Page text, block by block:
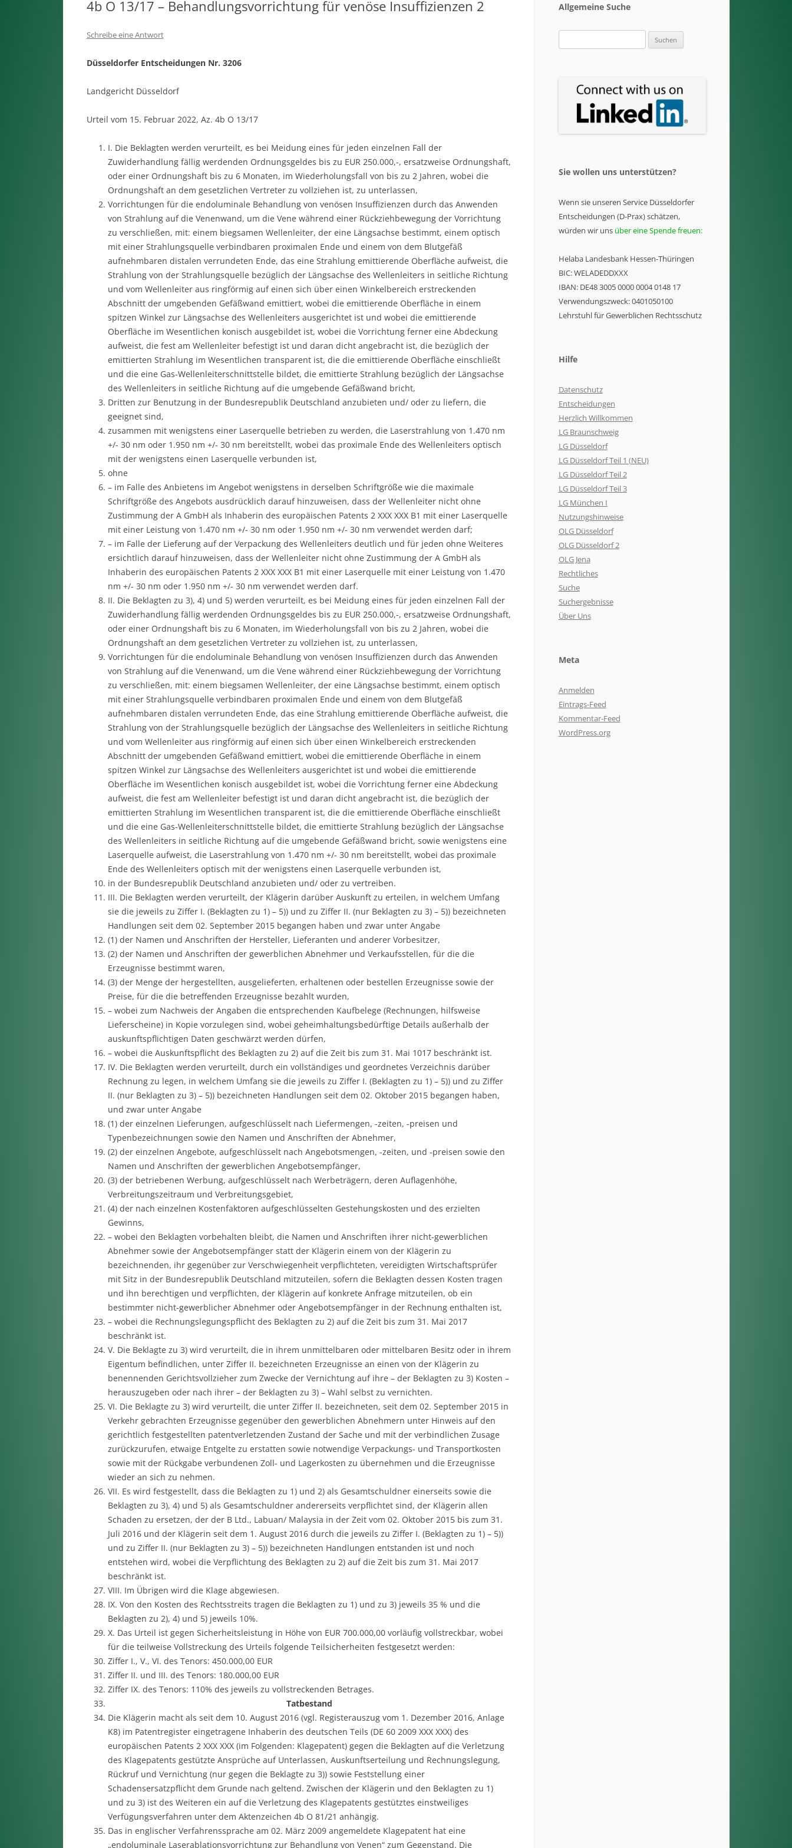
4b O 13/17 – Behandlungsvorrichtung für venöse Insuffizienzen 2
Schreibe eine Antwort
Düsseldorfer Entscheidungen Nr. 3206
Landgericht Düsseldorf
Urteil vom 15. Februar 2022, Az. 4b O 13/17
I. Die Beklagten werden verurteilt, es bei Meidung eines für jeden einzelnen Fall der
Zuwiderhandlung fällig werdenden Ordnungsgeldes bis zu EUR 250.000,-, ersatzweise Ordnungshaft,
oder einer Ordnungshaft bis zu 6 Monaten, im Wiederholungsfall von bis zu 2 Jahren, wobei die
Ordnungshaft an dem gesetzlichen Vertreter zu vollziehen ist, zu unterlassen,
Vorrichtungen für die endoluminale Behandlung von venösen Insuffizienzen durch das Anwenden
von Strahlung auf die Venenwand, um die Vene während einer Rückziehbewegung der Vorrichtung
zu verschließen, mit: einem biegsamen Wellenleiter, der eine Längsachse bestimmt, einem optisch
mit einer Strahlungsquelle verbindbaren proximalen Ende und einem von dem Blutgefäß
aufnehmbaren distalen verrundeten Ende, das eine Strahlung emittierende Oberfläche aufweist, die
Strahlung von der Strahlungsquelle bezüglich der Längsachse des Wellenleiters in seitliche Richtung
und vom Wellenleiter aus ringförmig auf einen sich über einen Winkelbereich erstreckenden
Abschnitt der umgebenden Gefäßwand emittiert, wobei die emittierende Oberfläche in einem
spitzen Winkel zur Längsachse des Wellenleiters ausgerichtet ist und wobei die emittierende
Oberfläche im Wesentlichen konisch ausgebildet ist, wobei die Vorrichtung ferner eine Abdeckung
aufweist, die fest am Wellenleiter befestigt ist und daran dicht angebracht ist, die bezüglich der
emittierten Strahlung im Wesentlichen transparent ist, die die emittierende Oberfläche einschließt
und die eine Gas-Wellenleiterschnittstelle bildet, die emittierte Strahlung bezüglich der Längsachse
des Wellenleiters in seitliche Richtung auf die umgebende Gefäßwand bricht,
Dritten zur Benutzung in der Bundesrepublik Deutschland anzubieten und/ oder zu liefern, die
geeignet sind,
zusammen mit wenigstens einer Laserquelle betrieben zu werden, die Laserstrahlung von 1.470 nm
+/- 30 nm oder 1.950 nm +/- 30 nm bereitstellt, wobei das proximale Ende des Wellenleiters optisch
mit der wenigstens einen Laserquelle verbunden ist,
ohne
– im Falle des Anbietens im Angebot wenigstens in derselben Schriftgröße wie die maximale
Schriftgröße des Angebots ausdrücklich darauf hinzuweisen, dass der Wellenleiter nicht ohne
Zustimmung der A GmbH als Inhaberin des europäischen Patents 2 XXX XXX B1 mit einer Laserquelle
mit einer Leistung von 1.470 nm +/- 30 nm oder 1.950 nm +/- 30 nm verwendet werden darf;
– im Falle der Lieferung auf der Verpackung des Wellenleiters deutlich und für jeden ohne Weiteres
ersichtlich darauf hinzuweisen, dass der Wellenleiter nicht ohne Zustimmung der A GmbH als
Inhaberin des europäischen Patents 2 XXX XXX B1 mit einer Laserquelle mit einer Leistung von 1.470
nm +/- 30 nm oder 1.950 nm +/- 30 nm verwendet werden darf.
II. Die Beklagten zu 3), 4) und 5) werden verurteilt, es bei Meidung eines für jeden einzelnen Fall der
Zuwiderhandlung fällig werdenden Ordnungsgeldes bis zu EUR 250.000,-, ersatzweise Ordnungshaft,
oder einer Ordnungshaft bis zu 6 Monaten, im Wiederholungsfall von bis zu 2 Jahren, wobei die
Ordnungshaft an dem gesetzlichen Vertreter zu vollziehen ist, zu unterlassen,
Vorrichtungen für die endoluminale Behandlung von venösen Insuffizienzen durch das Anwenden
von Strahlung auf die Venenwand, um die Vene während einer Rückziehbewegung der Vorrichtung
zu verschließen, mit: einem biegsamen Wellenleiter, der eine Längsachse bestimmt, einem optisch
mit einer Strahlungsquelle verbindbaren proximalen Ende und einem von dem Blutgefäß
aufnehmbaren distalen verrundeten Ende, das eine Strahlung emittierende Oberfläche aufweist, die
Strahlung von der Strahlungsquelle bezüglich der Längsachse des Wellenleiters in seitliche Richtung
und vom Wellenleiter aus ringförmig auf einen sich über einen Winkelbereich erstreckenden
Abschnitt der umgebenden Gefäßwand emittiert, wobei die emittierende Oberfläche in einem
spitzen Winkel zur Längsachse des Wellenleiters ausgerichtet ist und wobei die emittierende
Oberfläche im Wesentlichen konisch ausgebildet ist, wobei die Vorrichtung ferner eine Abdeckung
aufweist, die fest am Wellenleiter befestigt ist und daran dicht angebracht ist, die bezüglich der
emittierten Strahlung im Wesentlichen transparent ist, die die emittierende Oberfläche einschließt
und die eine Gas-Wellenleiterschnittstelle bildet, die emittierte Strahlung bezüglich der Längsachse
des Wellenleiters in seitliche Richtung auf die umgebende Gefäßwand bricht, sowie wenigstens eine
Laserquelle aufweist, die Laserstrahlung von 1.470 nm +/- 30 nm bereitstellt, wobei das proximale
Ende des Wellenleiters optisch mit der wenigstens einen Laserquelle verbunden ist,
in der Bundesrepublik Deutschland anzubieten und/ oder zu vertreiben.
III. Die Beklagten werden verurteilt, der Klägerin darüber Auskunft zu erteilen, in welchem Umfang
sie die jeweils zu Ziffer I. (Beklagten zu 1) – 5)) und zu Ziffer II. (nur Beklagten zu 3) – 5)) bezeichneten
Handlungen seit dem 02. September 2015 begangen haben und zwar unter Angabe
(1) der Namen und Anschriften der Hersteller, Lieferanten und anderer Vorbesitzer,
(2) der Namen und Anschriften der gewerblichen Abnehmer und Verkaufsstellen, für die die
Erzeugnisse bestimmt waren,
(3) der Menge der hergestellten, ausgelieferten, erhaltenen oder bestellen Erzeugnisse sowie der
Preise, für die die betreffenden Erzeugnisse bezahlt wurden,
– wobei zum Nachweis der Angaben die entsprechenden Kaufbelege (Rechnungen, hilfsweise
Lieferscheine) in Kopie vorzulegen sind, wobei geheimhaltungsbedürftige Details außerhalb der
auskunftspflichtigen Daten geschwärzt werden dürfen,
– wobei die Auskunftspflicht des Beklagten zu 2) auf die Zeit bis zum 31. Mai 1017 beschränkt ist.
IV. Die Beklagten werden verurteilt, durch ein vollständiges und geordnetes Verzeichnis darüber
Rechnung zu legen, in welchem Umfang sie die jeweils zu Ziffer I. (Beklagten zu 1) – 5)) und zu Ziffer
II. (nur Beklagten zu 3) – 5)) bezeichneten Handlungen seit dem 02. Oktober 2015 begangen haben,
und zwar unter Angabe
(1) der einzelnen Lieferungen, aufgeschlüsselt nach Liefermengen, -zeiten, -preisen und
Typenbezeichnungen sowie den Namen und Anschriften der Abnehmer,
(2) der einzelnen Angebote, aufgeschlüsselt nach Angebotsmengen, -zeiten, und -preisen sowie den
Namen und Anschriften der gewerblichen Angebotsempfänger,
(3) der betriebenen Werbung, aufgeschlüsselt nach Werbeträgern, deren Auflagenhöhe,
Verbreitungszeitraum und Verbreitungsgebiet,
(4) der nach einzelnen Kostenfaktoren aufgeschlüsselten Gestehungskosten und des erzielten
Gewinns,
– wobei den Beklagten vorbehalten bleibt, die Namen und Anschriften ihrer nicht-gewerblichen
Abnehmer sowie der Angebotsempfänger statt der Klägerin einem von der Klägerin zu
bezeichnenden, ihr gegenüber zur Verschwiegenheit verpflichteten, vereidigten Wirtschaftsprüfer
mit Sitz in der Bundesrepublik Deutschland mitzuteilen, sofern die Beklagten dessen Kosten tragen
und ihn berechtigen und verpflichten, der Klägerin auf konkrete Anfrage mitzuteilen, ob ein
bestimmter nicht-gewerblicher Abnehmer oder Angebotsempfänger in der Rechnung enthalten ist,
– wobei die Rechnungslegungspflicht des Beklagten zu 2) auf die Zeit bis zum 31. Mai 2017
beschränkt ist.
V. Die Beklagte zu 3) wird verurteilt, die in ihrem unmittelbaren oder mittelbaren Besitz oder in ihrem
Eigentum befindlichen, unter Ziffer II. bezeichneten Erzeugnisse an einen von der Klägerin zu
benennenden Gerichtsvollzieher zum Zwecke der Vernichtung auf ihre – der Beklagten zu 3) Kosten –
herauszugeben oder nach ihrer – der Beklagten zu 3) – Wahl selbst zu vernichten.
VI. Die Beklagte zu 3) wird verurteilt, die unter Ziffer II. bezeichneten, seit dem 02. September 2015 in
Verkehr gebrachten Erzeugnisse gegenüber den gewerblichen Abnehmern unter Hinweis auf den
gerichtlich festgestellten patentverletzenden Zustand der Sache und mit der verbindlichen Zusage
zurückzurufen, etwaige Entgelte zu erstatten sowie notwendige Verpackungs- und Transportkosten
sowie mit der Rückgabe verbundenen Zoll- und Lagerkosten zu übernehmen und die Erzeugnisse
wieder an sich zu nehmen.
VII. Es wird festgestellt, dass die Beklagten zu 1) und 2) als Gesamtschuldner einerseits sowie die
Beklagten zu 3), 4) und 5) als Gesamtschuldner andererseits verpflichtet sind, der Klägerin allen
Schaden zu ersetzen, der der B Ltd., Labuan/ Malaysia in der Zeit vom 02. Oktober 2015 bis zum 31.
Juli 2016 und der Klägerin seit dem 1. August 2016 durch die jeweils zu Ziffer I. (Beklagten zu 1) – 5))
und zu Ziffer II. (nur Beklagten zu 3) – 5)) bezeichneten Handlungen entstanden ist und noch
entstehen wird, wobei die Verpflichtung des Beklagten zu 2) auf die Zeit bis zum 31. Mai 2017
beschränkt ist.
VIII. Im Übrigen wird die Klage abgewiesen.
IX. Von den Kosten des Rechtsstreits tragen die Beklagten zu 1) und zu 3) jeweils 35 % und die
Beklagten zu 2), 4) und 5) jeweils 10%.
X. Das Urteil ist gegen Sicherheitsleistung in Höhe von EUR 700.000,00 vorläufig vollstreckbar, wobei
für die teilweise Vollstreckung des Urteils folgende Teilsicherheiten festgesetzt werden:
Ziffer I., V., VI. des Tenors: 450.000,00 EUR
Ziffer II. und III. des Tenors: 180.000,00 EUR
Ziffer IX. des Tenors: 110% des jeweils zu vollstreckenden Betrages.
Tatbestand
Die Klägerin macht als seit dem 10. August 2016 (vgl. Registerauszug vom 1. Dezember 2016, Anlage
K8) im Patentregister eingetragene Inhaberin des deutschen Teils (DE 60 2009 XXX XXX) des
europäischen Patents 2 XXX XXX (im Folgenden: Klagepatent) gegen die Beklagten auf die Verletzung
des Klagepatents gestützte Ansprüche auf Unterlassen, Auskunftserteilung und Rechnungslegung,
Rückruf und Vernichtung (nur gegen die Beklagte zu 3)) sowie Feststellung einer
Schadensersatzpflicht dem Grunde nach geltend. Zwischen der Klägerin und den Beklagten zu 1)
und zu 3) ist des Weiteren ein auf die Verletzung des Klagepatents gestütztes einstweiliges
Verfügungsverfahren unter dem Aktenzeichen 4b O 81/21 anhängig.
Das in englischer Verfahrenssprache am 02. März 2009 angemeldete Klagepatent hat eine
„endoluminale Laserablationsvorrichtung zur Behandlung von Venen“ zum Gegenstand. Die
Allgemeine Suche
nach:
Sie wollen uns unterstützen?
Wenn sie unseren Service Düsseldorfer
Entscheidungen (D-Prax) schätzen,
würden wir uns über eine Spende freuen:
Helaba Landesbank Hessen-Thüringen
BIC: WELADEDDXXX
IBAN: DE48 3005 0000 0004 0148 17
Verwendungszweck: 0401050100
Lehrstuhl für Gewerblichen Rechtsschutz
Hilfe
Datenschutz
Entscheidungen
Herzlich Willkommen
LG Braunschweig
LG Düsseldorf
LG Düsseldorf Teil 1 (NEU)
LG Düsseldorf Teil 2
LG Düsseldorf Teil 3
LG München I
Nutzungshinweise
OLG Düsseldorf
OLG Düsseldorf 2
OLG Jena
Rechtliches
Suche
Suchergebnisse
Über Uns
Meta
Anmelden
Eintrags-Feed
Kommentar-Feed
WordPress.org